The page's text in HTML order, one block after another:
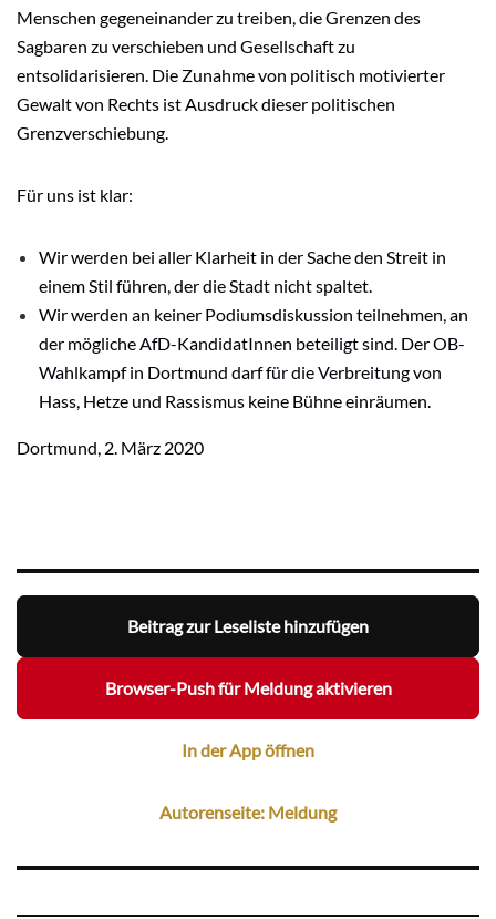
Menschen gegeneinander zu treiben, die Grenzen des
Sagbaren zu verschieben und Gesellschaft zu
entsolidarisieren. Die Zunahme von politisch motivierter
Gewalt von Rechts ist Ausdruck dieser politischen
Grenzverschiebung.
Für uns ist klar:
Wir werden bei aller Klarheit in der Sache den Streit in
einem Stil führen, der die Stadt nicht spaltet.
Wir werden an keiner Podiumsdiskussion teilnehmen, an
der mögliche AfD-KandidatInnen beteiligt sind. Der OB-
Wahlkampf in Dortmund darf für die Verbreitung von
Hass, Hetze und Rassismus keine Bühne einräumen.
Dortmund, 2. März 2020
Beitrag zur Leseliste hinzufügen
Browser-Push für Meldung aktivieren
In der App öffnen
Autorenseite: Meldung